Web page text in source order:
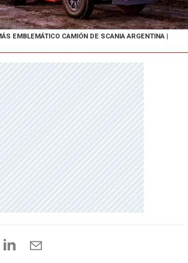
EMBLEMÁTICO CAMIÓN DE SCANIA ARGENTINA